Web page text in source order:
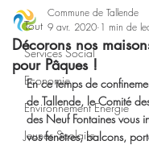
Tout
Services Social
Economie
Environnement Energie
Jeunes Scolaire
Décorons nos
pour Pâques !
Commune de Tallende
9 avr. 2020 1 min de
En ce temps de
de Tallende, le Comité
des Neuf Fontaines vous
vos fenêtres, balcons,